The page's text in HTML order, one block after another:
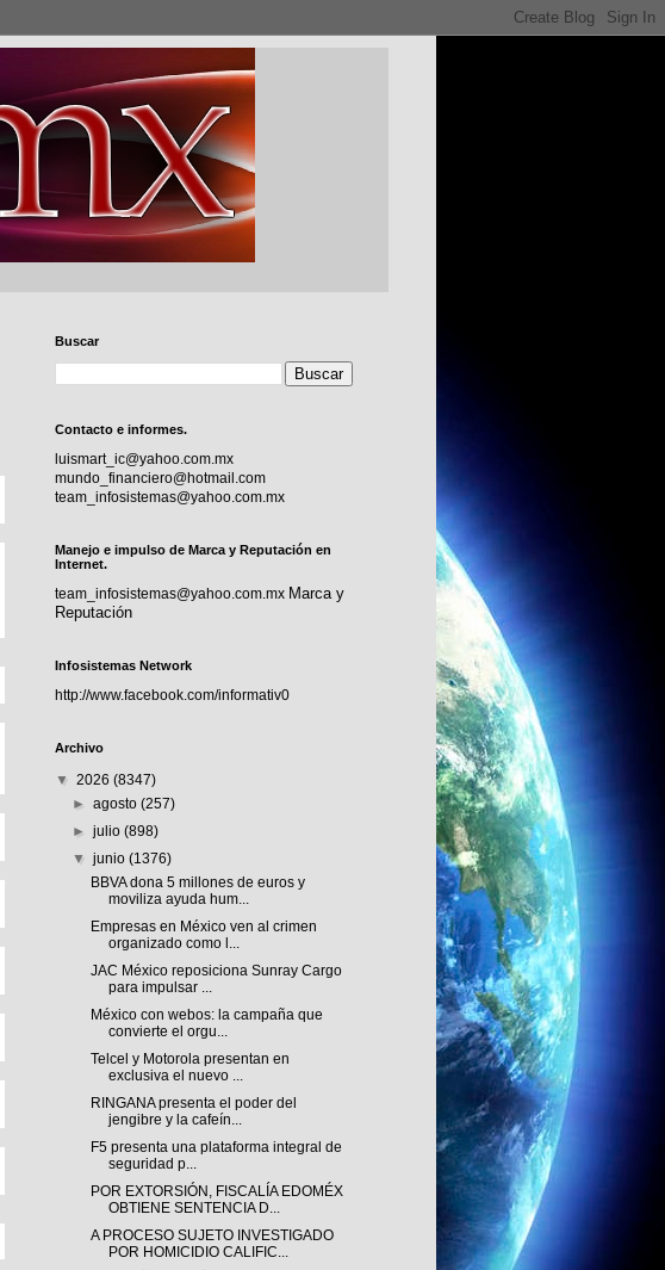
Buscar
Contacto e informes.
luismart_ic@yahoo.com.mx
mundo_financiero@hotmail.com
team_infosistemas@yahoo.com.mx
Manejo e impulso de Marca y Reputación en
Internet.
team_infosistemas@yahoo.com.mx Marca y
Reputación
Infosistemas Network
http://www.facebook.com/informativ0
Archivo
▼ 2026 (8347)
►agosto(257)
►julio(898)
▼junio(1376)
BBVA dona 5 millones de euros y
moviliza ayuda hum...
Empresas en México ven al crimen
organizado como l...
JAC México reposiciona Sunray Cargo
para impulsar ...
México con webos: la campaña que
convierte el orgu...
Telcel y Motorola presentan en
exclusiva el nuevo ...
RINGANA presenta el poder del
jengibre y la cafeín...
F5 presenta una plataforma integral de
seguridad p...
POR EXTORSIÓN, FISCALÍA EDOMÉX
OBTIENE SENTENCIA D...
A PROCESO SUJETO INVESTIGADO
POR HOMICIDIO CALIFIC...